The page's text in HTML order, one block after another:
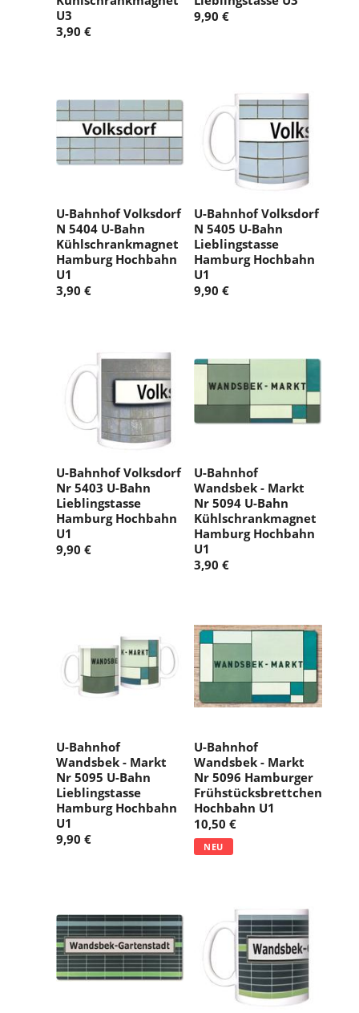
U3
3,90 €
9,90 €
U-Bahnhof Volksdorf
N 5404 U-Bahn
Kühlschrankmagnet
Hamburg Hochbahn
U1
3,90 €
U-Bahnhof Volksdorf
N 5405 U-Bahn
Lieblingstasse
Hamburg Hochbahn
U1
9,90 €
U-Bahnhof Volksdorf
Nr 5403 U-Bahn
Lieblingstasse
Hamburg Hochbahn
U1
9,90 €
U-Bahnhof
Wandsbek - Markt
Nr 5094 U-Bahn
Kühlschrankmagnet
Hamburg Hochbahn
U1
3,90 €
U-Bahnhof
Wandsbek - Markt
Nr 5095 U-Bahn
Lieblingstasse
Hamburg Hochbahn
U1
9,90 €
U-Bahnhof
Wandsbek - Markt
Nr 5096 Hamburger
Frühstücksbrettchen
Hochbahn U1
10,50 €
NEU